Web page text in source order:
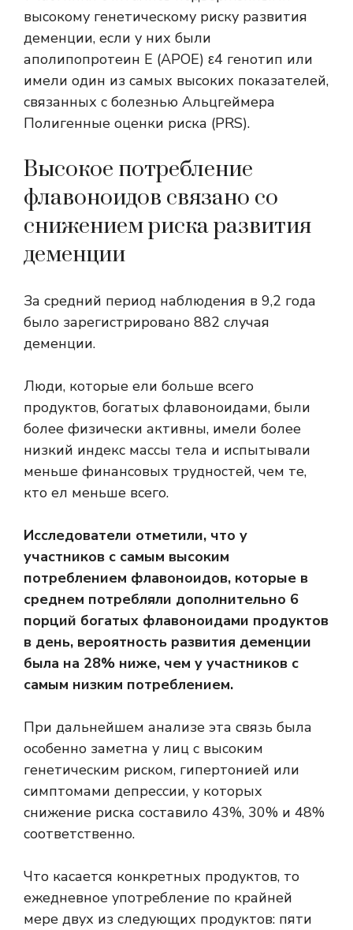
высокому генетическому риску развития
деменции, если у них были
аполипопротеин E (APOE) ε4 генотип или
имели один из самых высоких показателей,
связанных с болезнью Альцгеймера
Полигенные оценки риска (PRS).
Высокое потребление
флавоноидов связано со
снижением риска развития
деменции
За средний период наблюдения в 9,2 года
было зарегистрировано 882 случая
деменции.
Люди, которые ели больше всего
продуктов, богатых флавоноидами, были
более физически активны, имели более
низкий индекс массы тела и испытывали
меньше финансовых трудностей, чем те,
кто ел меньше всего.
Исследователи отметили, что у
участников с самым высоким
потреблением флавоноидов, которые в
среднем потребляли дополнительно 6
порций богатых флавоноидами продуктов
в день, вероятность развития деменции
была на 28% ниже, чем у участников с
самым низким потреблением.
При дальнейшем анализе эта связь была
особенно заметна у лиц с высоким
генетическим риском, гипертонией или
симптомами депрессии, у которых
снижение риска составило 43%, 30% и 48%
соответственно.
Что касается конкретных продуктов, то
ежедневное употребление по крайней
мере двух из следующих продуктов: пяти